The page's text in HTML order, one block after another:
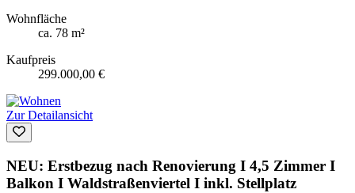
Wohnfläche
ca. 78 m²
Kaufpreis
299.000,00 €
Zur Detailansicht
NEU: Erstbezug nach Renovierung I 4,5 Zimmer I
Balkon I Waldstraßenviertel I inkl. Stellplatz